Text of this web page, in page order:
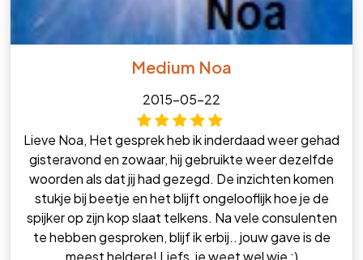
Medium Noa
2015-05-22
Lieve Noa, Het gesprek heb ik inderdaad weer gehad
gisteravond en zowaar, hij gebruikte weer dezelfde
woorden als dat jij had gezegd. De inzichten komen
stukje bij beetje en het blijft ongelooflijk hoe je de
spijker op zijn kop slaat telkens. Na vele consulenten
te hebben gesproken, blijf ik erbij.. jouw gave is de
meest heldere! Liefs, je weet wel wie :)